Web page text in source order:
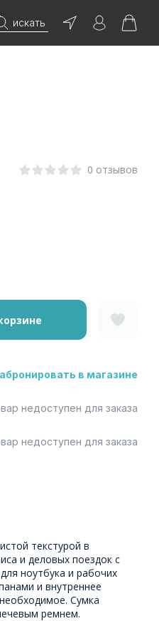
искать
0 отзывов
в магазине
недоступен для заказа
недоступен для заказа
текстурой в
и деловых поездок с
ноутбука и рабочих
и внутреннее
Сумка
ремнем.